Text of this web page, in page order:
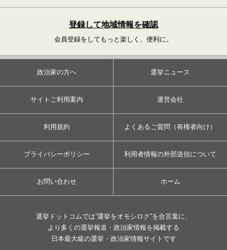
登録して地域情報を確認
会員登録をしてもっと楽しく、便利に。
政治家の方へ 選挙ニュース
サイトご利用案内 運営会社
利用規約 よくあるご質問（有権者向け）
プライバシーポリシー 利用者情報の外部送信について
お問い合わせ ホーム
選挙ドットコムでは”選挙をオモシロク”を合言葉に、
より多くの選挙報道・政治家情報を掲載する
日本最大級の選挙・政治家情報サイトです